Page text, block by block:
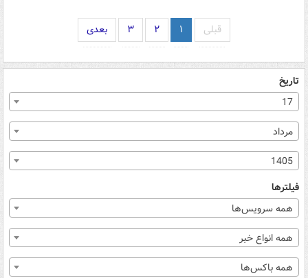
قبلی ۱ ۲ ۳ بعدی
تاریخ
17
مرداد
1405
فیلترها
همه سرویس‌ها
همه انواع خبر
همه باکس‌ها